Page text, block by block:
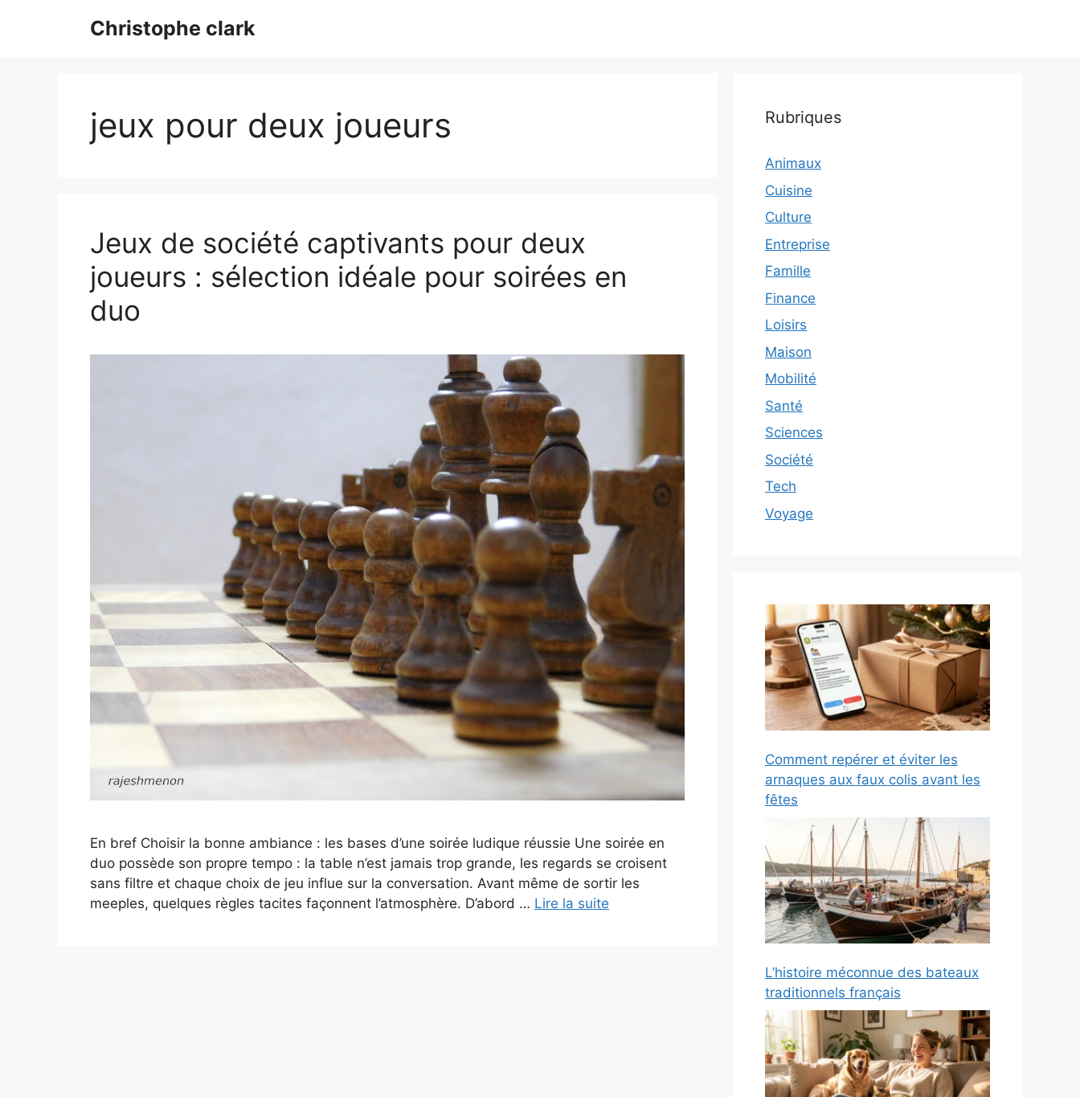
Christophe clark
jeux pour deux joueurs
Jeux de société captivants pour deux
joueurs : sélection idéale pour soirées en
duo
En bref Choisir la bonne ambiance : les bases d’une soirée ludique réussie Une soirée en
duo possède son propre tempo : la table n’est jamais trop grande, les regards se croisent
sans filtre et chaque choix de jeu influe sur la conversation. Avant même de sortir les
meeples, quelques règles tacites façonnent l’atmosphère. D’abord … Lire la suite
Rubriques
Animaux
Cuisine
Culture
Entreprise
Famille
Finance
Loisirs
Maison
Mobilité
Santé
Sciences
Société
Tech
Voyage
Comment repérer et éviter les
arnaques aux faux colis avant les
fêtes
L’histoire méconnue des bateaux
traditionnels français